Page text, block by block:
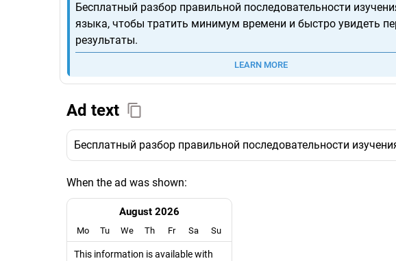
Бесплатный разбор правильной последовательности
языка, чтобы тратить минимум времени и быстро увидеть
результаты.
LEARN MORE
Ad text
Бесплатный разбор правильной последовательности
When the ad was shown:
August 2026
Mo Tu We Th Fr Sa Su
This information is available with